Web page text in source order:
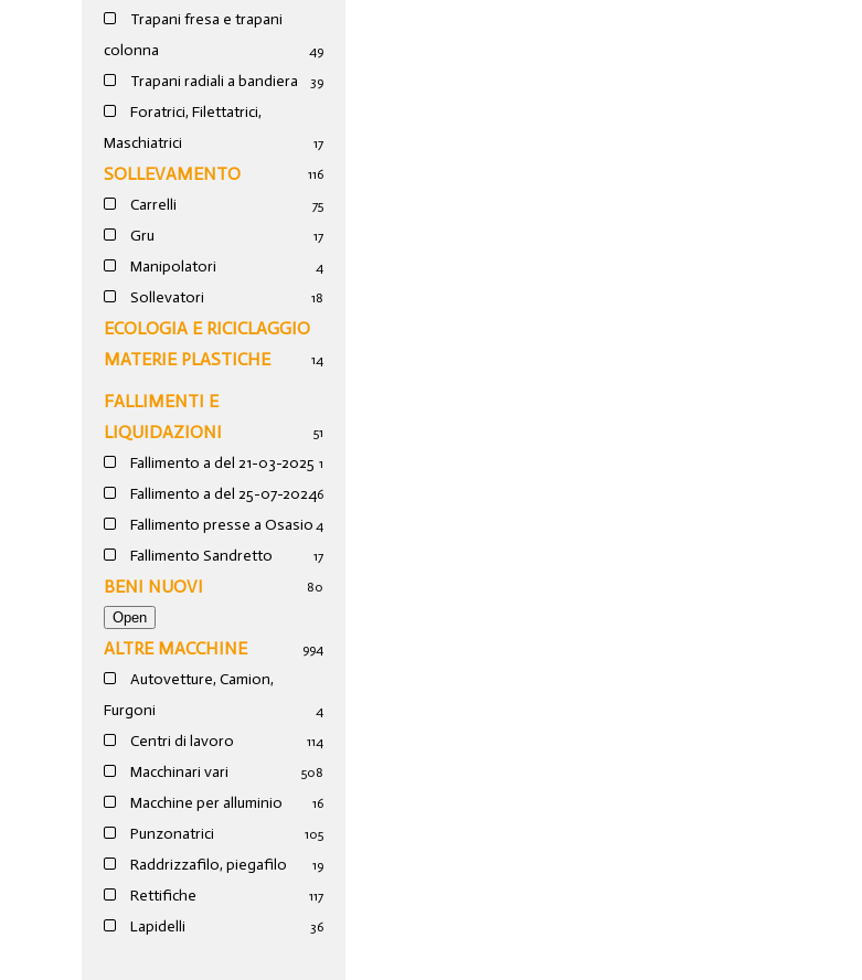
Trapani fresa e trapani
colonna
49
Trapani radiali a bandiera 39
Foratrici, Filettatrici,
Maschiatrici
17
SOLLEVAMENTO 116
Carrelli 75
Gru 17
Manipolatori 4
Sollevatori 18
ECOLOGIA E RICICLAGGIO
MATERIE PLASTICHE
14
FALLIMENTI E
LIQUIDAZIONI
51
Fallimento a del 21-03-2025 1
Fallimento a del 25-07-20246
Fallimento presse a Osasio 4
Fallimento Sandretto 17
BENI NUOVI 80
ALTRE MACCHINE 994
Autovetture, Camion,
Furgoni
4
Centri di lavoro 114
Macchinari vari 508
Macchine per alluminio 16
Punzonatrici 105
Raddrizzafilo, piegafilo 19
Rettifiche 117
Lapidelli 36